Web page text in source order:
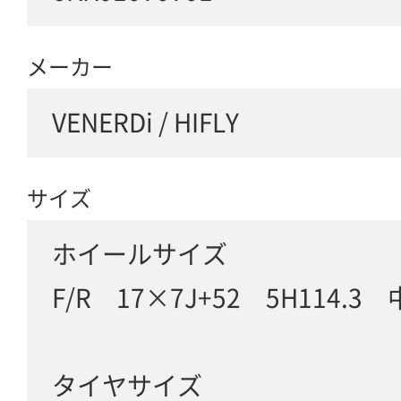
メーカー
VENERDi / HIFLY
サイズ
ホイールサイズ
F/R 17×7J+52 5H114.3
タイヤサイズ